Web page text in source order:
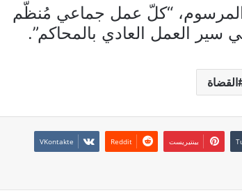
“كلّ عمل جماعي مُنظّم
العمل العادي بالمحاكم”.
القضاة
بينتيريست